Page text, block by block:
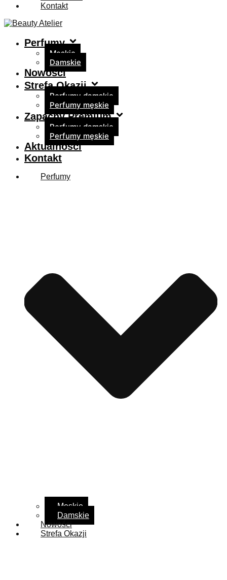
Kontakt
Perfumy
Męskie
Damskie
Nowości
Strefa Okazji
Perfumy damskie
Perfumy męskie
Zapachy Premium
Perfumy damskie
Perfumy męskie
Aktualności
Kontakt
Perfumy
Męskie
Damskie
Nowości
Strefa Okazji